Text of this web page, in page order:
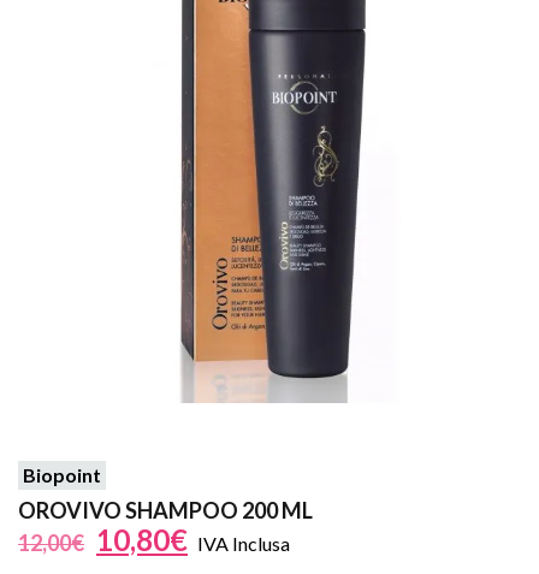
Biopoint
OROVIVO SHAMPOO 200 ML
12,00€ 10,80€ IVA Inclusa